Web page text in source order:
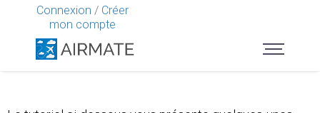
Connexion / Créer
mon compte